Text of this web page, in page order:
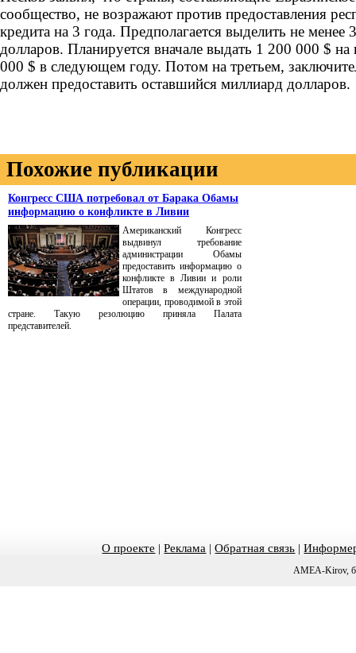
сообщество, не возражают против предоставления
кредита на 3 года. Предполагается выделить не менее
долларов. Планируется вначале выдать 1 200 000 $
000 $ в следующем году. Потом на третьем,
должен предоставить оставшийся миллиард долларов.
Похожие публикации
Конгресс США потребовал от Барака Обамы
информацию о конфликте в Ливии
Американский Конгресс
выдвинул требование
администрации Обамы
предоставить информацию о
конфликте в Ливии и роли
Штатов в международной
операции, проводимой в этой
стране. Такую резолюцию приняла Палата
представителей.
О проекте |Реклама |Обратная связь |
AMEA-Kirov,